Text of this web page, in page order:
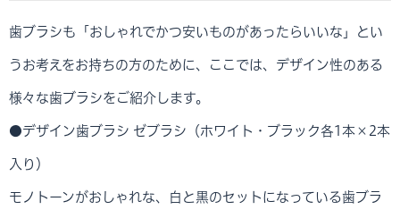
歯ブラシも「おしゃれでかつ安いものがあったらいいな」とい
うお考えをお持ちの方のために、ここでは、デザイン性のある
様々な歯ブラシをご紹介します。
●デザイン歯ブラシ ゼブラシ（ホワイト・ブラック各1本×2本
入り）
モノトーンがおしゃれな、白と黒のセットになっている歯ブラ